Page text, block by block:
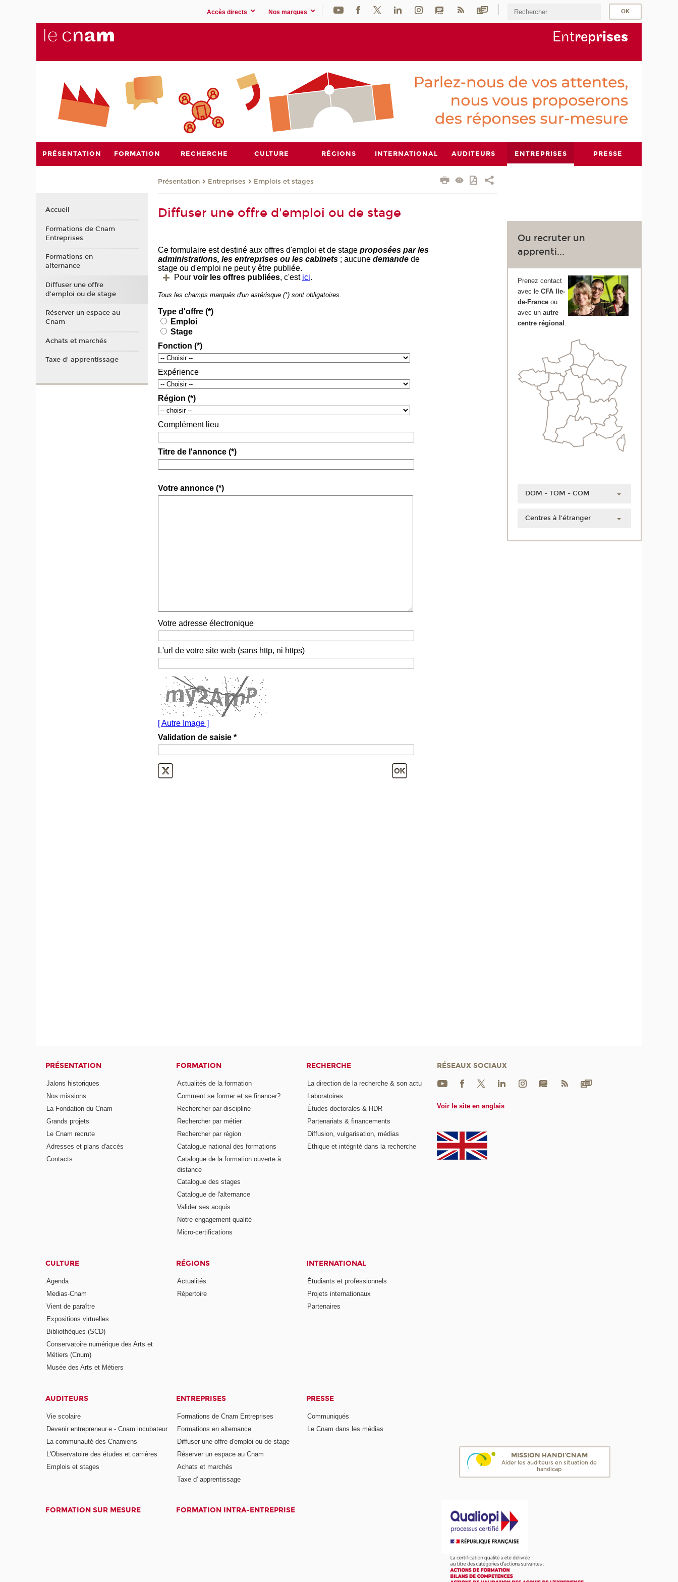
Accès directs Nos marques
Entreprises
PRÉSENTATION FORMATION RECHERCHE CULTURE RÉGIONS INTERNATIONAL AUDITEURS ENTREPRISES PRESSE
Présentation Entreprises Emplois et stages
Diffuser une offre d'emploi ou de stage
Ou recruter un
apprenti...
Prenez contact
avec leCFA Ile-
de-Franceou
avec unautre
centre régional
DOM - TOM - COM
Martinique
Centres à l'étranger
Accueil
Formations de Cnam
Entreprises
Formations en
alternance
Diffuser une offre
d'emploi ou de stage
Réserver un espace au
Cnam
Achats et marchés
Taxe d' apprentissage
PRÉSENTATION
Jalons historiques
Nos missions
La Fondation du Cnam
Grands projets
Le Cnam recrute
Adresses et plans d'accès
Contacts
FORMATION
Actualités de la formation
Comment se former et se financer?
Rechercher par discipline
Rechercher par métier
Rechercher par région
Catalogue national des formations
Catalogue de la formation ouverte à
distance
Catalogue des stages
Catalogue de l'alternance
Valider ses acquis
Notre engagement qualité
Micro-certifications
RECHERCHE
La direction de la recherche & son actu
Laboratoires
Études doctorales & HDR
Partenariats & financements
Diffusion, vulgarisation, médias
Ethique et intégrité dans la recherche
CULTURE
Agenda
Medias-Cnam
Vient de paraître
Expositions virtuelles
Bibliothèques (SCD)
Conservatoire numérique des Arts et
Métiers (Cnum)
Musée des Arts et Métiers
RÉGIONS
Actualités
Répertoire
INTERNATIONAL
Étudiants et professionnels
Projets internationaux
Partenaires
AUDITEURS
Vie scolaire
Devenir entrepreneur.e - Cnam incubateur
La communauté des Cnamiens
L'Observatoire des études et carrières
Emplois et stages
ENTREPRISES
Formations de Cnam Entreprises
Formations en alternance
Diffuser une offre d'emploi ou de stage
Réserver un espace au Cnam
Achats et marchés
Taxe d' apprentissage
PRESSE
Communiqués
Le Cnam dans les médias
FORMATION SUR MESURE FORMATION INTRA-ENTREPRISE
RÉSEAUX SOCIAUX
Voir le site en anglais
MISSION HANDI'CNAM
Aider les auditeurs en situation de
handicap